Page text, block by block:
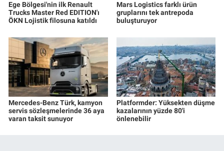
Ege Bölgesi'nin ilk Renault
Trucks Master Red EDITION'ı
ÖKN Lojistik filosuna katıldı
Mars Logistics farklı ürün
gruplarını tek antrepoda
buluşturuyor
Mercedes-Benz Türk, kamyon
servis sözleşmelerinde 36 aya
varan taksit sunuyor
Platformder: Yüksekten düşme
kazalarının yüzde 80'i
önlenebilir